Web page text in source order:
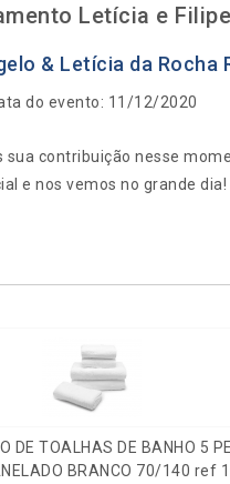
Letícia e Filipe
& Letícia da Rocha
do evento: 11/12/2020
sua contribuição nesse
e nos vemos no grande dia!
DE TOALHAS DE BANHO 5
BRANCO 70/140 ref